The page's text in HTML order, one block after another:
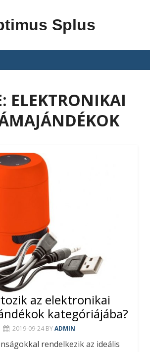
Splus
ELEKTRONIKAI
az elektronikai
kategóriájába?
2019-09-24 BYADMIN
rendelkezik az ideális